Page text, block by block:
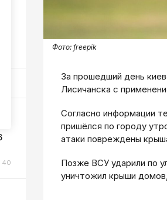
40
Фото: freepik
За прошедший день
Лисичанска с
Согласно информации
пришёлся по городу
атаки повреждены
Позже ВСУ ударили по
уничтожил крыши